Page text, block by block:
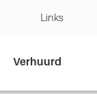
Links
Verhuurd